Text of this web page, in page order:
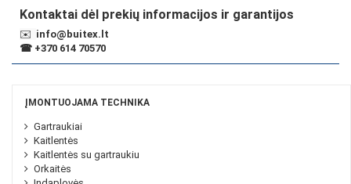
Kontaktai dėl prekių informacijos ir garantijos
✉️ info@buitex.lt
☎ +370 614 70570
ĮMONTUOJAMA TECHNIKA
Gartraukiai
Kaitlentės
Kaitlentės su gartraukiu
Orkaitės